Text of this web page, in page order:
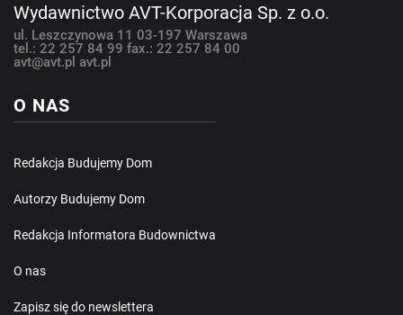
Wydawnictwo AVT-Korporacja Sp. z o.o.
ul. Leszczynowa 11 03-197 Warszawa
tel.: 22 257 84 99 fax.: 22 257 84 00
avt@avt.pl avt.pl
O NAS
Redakcja Budujemy Dom
Autorzy Budujemy Dom
Redakcja Informatora Budownictwa
O nas
Zapisz się do newslettera